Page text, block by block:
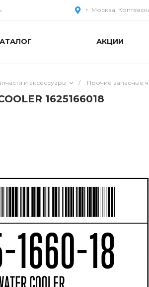
г. Москва,
АКЦИИ
и аксессуары / Прочие запасные
1625166018